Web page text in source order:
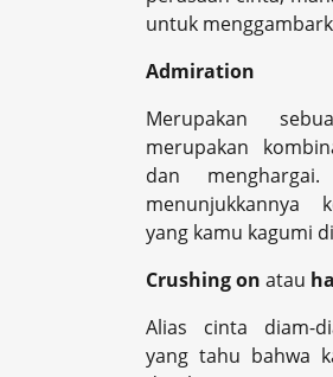
untuk
Admiration
Merupakan
merupakan
dan
menunjukkannya
yang kamu kagumi
Crushing on atau
Alias cinta diam-
yang tahu bahwa